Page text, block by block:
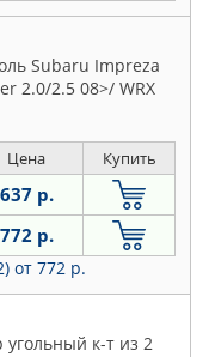
Subaru Impreza
2.0/2.5 08>/ WRX
Цена Купить
637 р.
772 р.
от 772 р.
к-т из 2